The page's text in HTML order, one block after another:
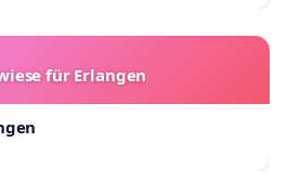
für Erlangen